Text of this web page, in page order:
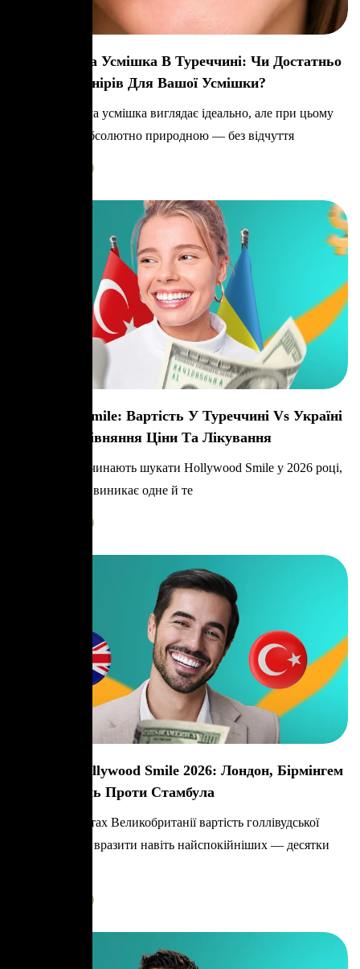
Голлівудська Усмішка В Туреччині: Чи Достатньо
4, 6 Або 8 Вінірів Для Вашої Усмішки?
Уявіть, що ваша усмішка виглядає ідеально, але при цьому
залишається абсолютно природною — без відчуття
Hollywood Smile: Вартість У Туреччині Vs Україні
2026 — Порівняння Ціни Та Лікування
Коли люди починають шукати Hollywood Smile у 2026 році,
майже завжди виникає одне й те
Вартість Hollywood Smile 2026: Лондон, Бірмінгем
Та Ліверпуль Проти Стамбула
У великих містах Великобританії вартість голлівудської
усмішки може вразити навіть найспокійніших — десятки